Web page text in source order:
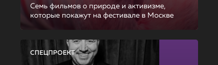
Семь фильмов о природе и активизме,
которые покажут на фестивале в Москве
СПЕЦПРОЕКТ